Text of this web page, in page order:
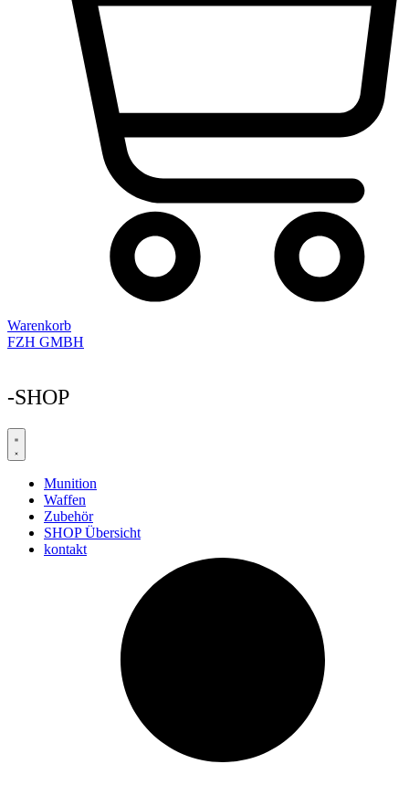
Warenkorb
FZH GMBH
-SHOP
Munition
Waffen
Zubehör
SHOP Übersicht
kontakt